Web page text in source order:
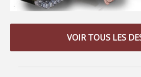
VOIR TOUS LES